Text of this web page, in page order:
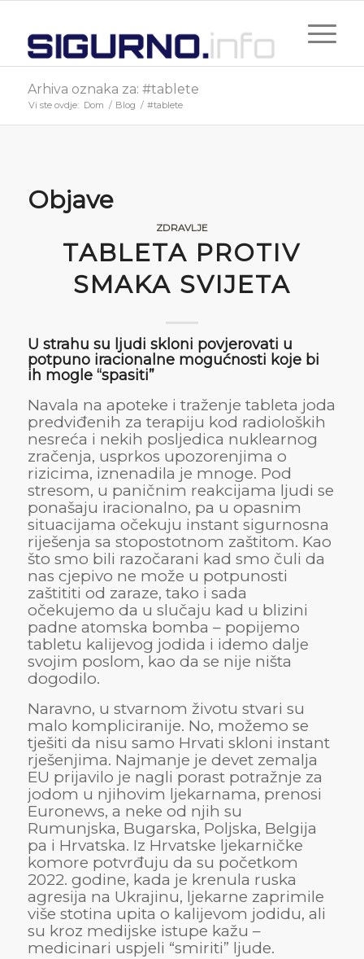
Arhiva oznaka za: #tablete
Vi ste ovdje: Dom / Blog / #tablete
Objave
ZDRAVLJE
TABLETA PROTIV
SMAKA SVIJETA
U strahu su ljudi skloni povjerovati u
potpuno iracionalne mogućnosti koje bi
ih mogle “spasiti”
Navala na apoteke i traženje tableta joda
predviđenih za terapiju kod radioloških
nesreća i nekih posljedica nuklearnog
zračenja, usprkos upozorenjima o
rizicima, iznenadila je mnoge. Pod
stresom, u paničnim reakcijama ljudi se
ponašaju iracionalno, pa u opasnim
situacijama očekuju instant sigurnosna
riješenja sa stopostotnom zaštitom. Kao
što smo bili razočarani kad smo čuli da
nas cjepivo ne može u potpunosti
zaštititi od zaraze, tako i sada
očekujemo da u slučaju kad u blizini
padne atomska bomba – popijemo
tabletu kalijevog jodida i idemo dalje
svojim poslom, kao da se nije ništa
dogodilo.
Naravno, u stvarnom životu stvari su
malo kompliciranije. No, možemo se
tješiti da nisu samo Hrvati skloni instant
rješenjima. Najmanje je devet zemalja
EU prijavilo je nagli porast potražnje za
jodom u njihovim ljekarnama, prenosi
Euronews, a neke od njih su
Rumunjska, Bugarska, Poljska, Belgija
pa i Hrvatska. Iz Hrvatske ljekarničke
komore potvrđuju da su početkom
2022. godine, kada je krenula ruska
agresija na Ukrajinu, ljekarne zaprimile
više stotina upita o kalijevom jodidu, ali
su kroz medijske istupe kažu –
medicinari uspjeli “smiriti” ljude.